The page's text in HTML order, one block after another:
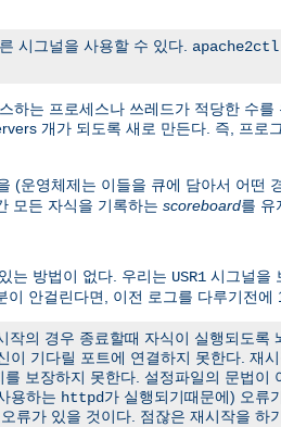
시그널을 사용할 수 있다.
는 프로세스나 쓰레드가 적당한 수를
개가 되도록 새로 만든다. 즉, 프로
(운영체제는 이들을 큐에 담아서 어떤
모든 자식을 기록하는 scoreboard를 유
는 방법이 없다. 우리는 USR1 시그널을
안걸린다면, 이전 로그를 다루기전에
의 경우 종료할때 자식이 실행되도록
기다릴 포트에 연결하지 못한다. 재
보장하지 못한다. 설정파일의 문법이
용하는 httpd가 실행되기때문에) 오류
류가 있을 것이다. 점잖은 재시작을 하